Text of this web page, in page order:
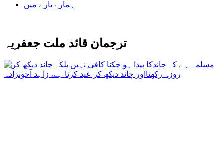
ہمارے بارے میں
ترجمان قائد ملت جعفریہ